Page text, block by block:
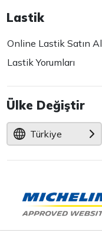
Lastik
Online Lastik Satın Al
Lastik Yorumları
Ülke Değiştir
Türkiye